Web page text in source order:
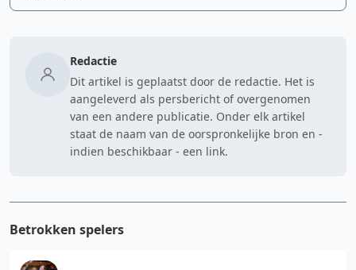
Redactie
Dit artikel is geplaatst door de redactie. Het is
aangeleverd als persbericht of overgenomen
van een andere publicatie. Onder elk artikel
staat de naam van de oorspronkelijke bron en -
indien beschikbaar - een link.
Betrokken spelers